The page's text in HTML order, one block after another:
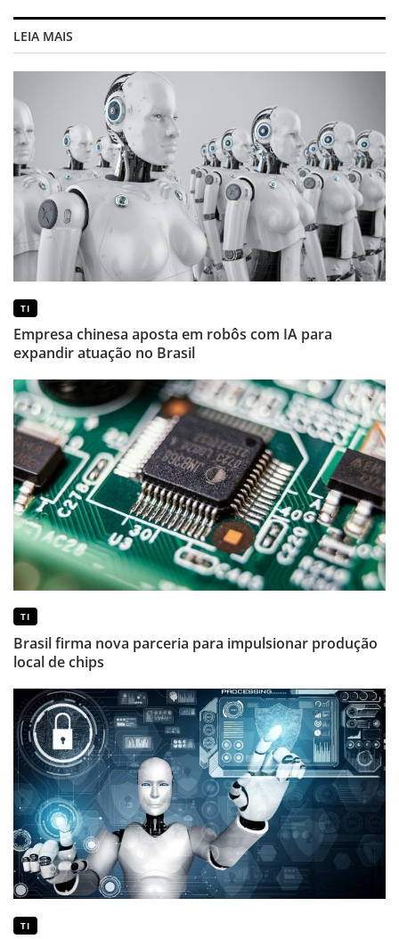
LEIA MAIS
TI
Empresa chinesa aposta em robôs com IA para
expandir atuação no Brasil
TI
Brasil firma nova parceria para impulsionar produção
local de chips
TI